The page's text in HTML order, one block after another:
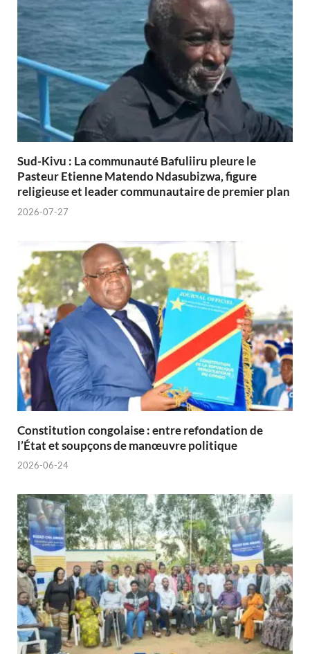
Sud-Kivu : La communauté Bafuliiru pleure le
Pasteur Etienne Matendo Ndasubizwa, figure
religieuse et leader communautaire de premier plan
2026-07-27
Constitution congolaise : entre refondation de
l’État et soupçons de manœuvre politique
2026-06-24